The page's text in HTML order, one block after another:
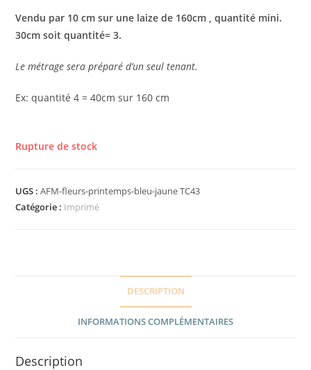
Vendu par 10 cm sur une laize de 160cm , quantité mini.
30cm soit quantité= 3.
Le métrage sera préparé d’un seul tenant.
Ex: quantité 4 = 40cm sur 160 cm
Rupture de stock
UGS :AFM-fleurs-printemps-bleu-jaune TC43
Catégorie : Imprimé
DESCRIPTION
INFORMATIONS COMPLÉMENTAIRES
Description